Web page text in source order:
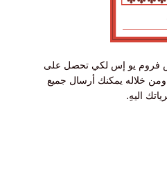
يو إس لكي تحصل على
خلاله يمكنك أرسال جميع
اليهِ.